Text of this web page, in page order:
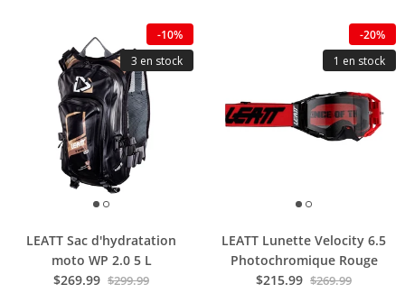
-10%
3 en stock
LEATT Sac d'hydratation
moto WP 2.0 5 L
$269.99 $299.99
-20%
1 en stock
LEATT Lunette Velocity 6.5
Photochromique Rouge
$215.99 $269.99